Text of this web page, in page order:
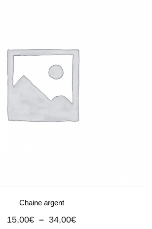
Chaine argent
15,00€ – 34,00€Plage